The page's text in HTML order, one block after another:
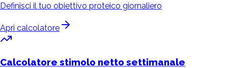
Definisci il tuo obiettivo proteico giornaliero
Apri calcolatore
Calcolatore stimolo netto settimanale